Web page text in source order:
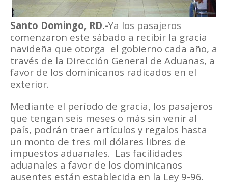
Santo Domingo, RD.-Ya los pasajeros
comenzaron este sábado a recibir la gracia
navideña que otorga el gobierno cada año, a
través de la Dirección General de Aduanas, a
favor de los dominicanos radicados en el
exterior.
Mediante el período de gracia, los pasajeros
que tengan seis meses o más sin venir al
país, podrán traer artículos y regalos hasta
un monto de tres mil dólares libres de
impuestos aduanales. Las facilidades
aduanales a favor de los dominicanos
ausentes están establecida en la Ley 9-96.